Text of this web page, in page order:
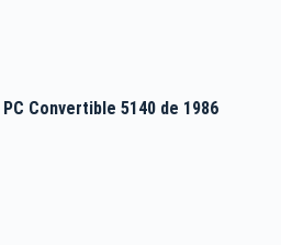
Convertible 5140 de 1986